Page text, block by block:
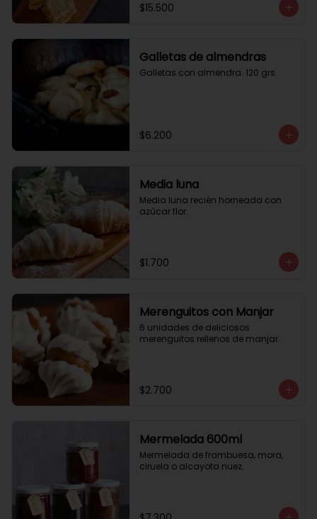
$15.500
Galletas de almendras
Galletas con almendra. 120 grs.
$6.200
Media luna
Media luna recién horneada con
azúcar flor.
$1.700
Merenguitos con Manjar
6 unidades de deliciosos
merenguitos rellenos de manjar.
$2.700
Mermelada 600ml
Mermelada de frambuesa, mora,
ciruela o alcayota nuez.